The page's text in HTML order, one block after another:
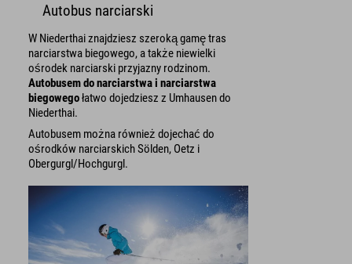
Autobus narciarski
W Niederthai znajdziesz szeroką gamę tras
narciarstwa biegowego, a także niewielki
ośrodek narciarski przyjazny rodzinom.
Autobusem do narciarstwa i narciarstwa
biegowegołatwo dojedziesz z Umhausen do
Niederthai.
Autobusem można również dojechać do
ośrodków narciarskich Sölden, Oetz i
Obergurgl/Hochgurgl.